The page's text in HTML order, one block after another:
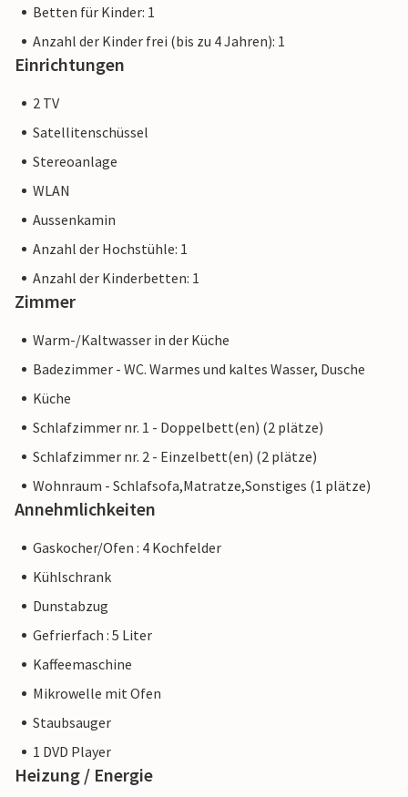
Betten für Kinder: 1
Anzahl der Kinder frei (bis zu 4 Jahren): 1
Einrichtungen
2 TV
Satellitenschüssel
Stereoanlage
WLAN
Aussenkamin
Anzahl der Hochstühle: 1
Anzahl der Kinderbetten: 1
Zimmer
Warm-/Kaltwasser in der Küche
Badezimmer - WC. Warmes und kaltes Wasser, Dusche
Küche
Schlafzimmer nr. 1 - Doppelbett(en) (2 plätze)
Schlafzimmer nr. 2 - Einzelbett(en) (2 plätze)
Wohnraum - Schlafsofa,Matratze,Sonstiges (1 plätze)
Annehmlichkeiten
Gaskocher/Ofen : 4 Kochfelder
Kühlschrank
Dunstabzug
Gefrierfach : 5 Liter
Kaffeemaschine
Mikrowelle mit Ofen
Staubsauger
1 DVD Player
Heizung / Energie